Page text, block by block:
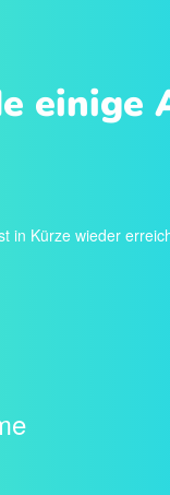
einige
in Kürze wieder